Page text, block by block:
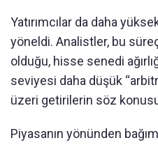
Yatırımcılar da daha
yöneldi. Analistler, bu
olduğu, hisse senedi
seviyesi daha düşük
üzeri getirilerin söz
Piyasanın yönünden